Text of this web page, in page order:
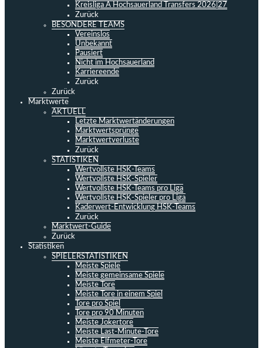
Kreisliga A Hochsauerland Transfers 2026|27
Zurück
BESONDERE TEAMS
Vereinslos
Unbekannt
Pausiert
Nicht im Hochsauerland
Karriereende
Zurück
Zurück
Marktwerte
AKTUELL
Letzte Marktwertänderungen
Marktwertsprünge
Marktwertverluste
Zurück
STATISTIKEN
Wertvollste HSK-Teams
Wertvollste HSK-Spieler
Wertvollste HSK-Teams pro Liga
Wertvollste HSK-Spieler pro Liga
Kaderwert-Entwicklung HSK-Teams
Zurück
Marktwert-Guide
Zurück
Statistiken
SPIELERSTATISTIKEN
Meiste Spiele
Meiste gemeinsame Spiele
Meiste Tore
Meiste Tore in einem Spiel
Tore pro Spiel
Tore pro 90 Minuten
Meiste Jokertore
Meiste Last-Minute-Tore
Meiste Elfmeter-Tore